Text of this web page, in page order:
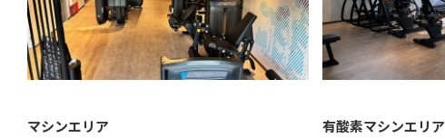
マシンエリア
有酸素マシンエリア